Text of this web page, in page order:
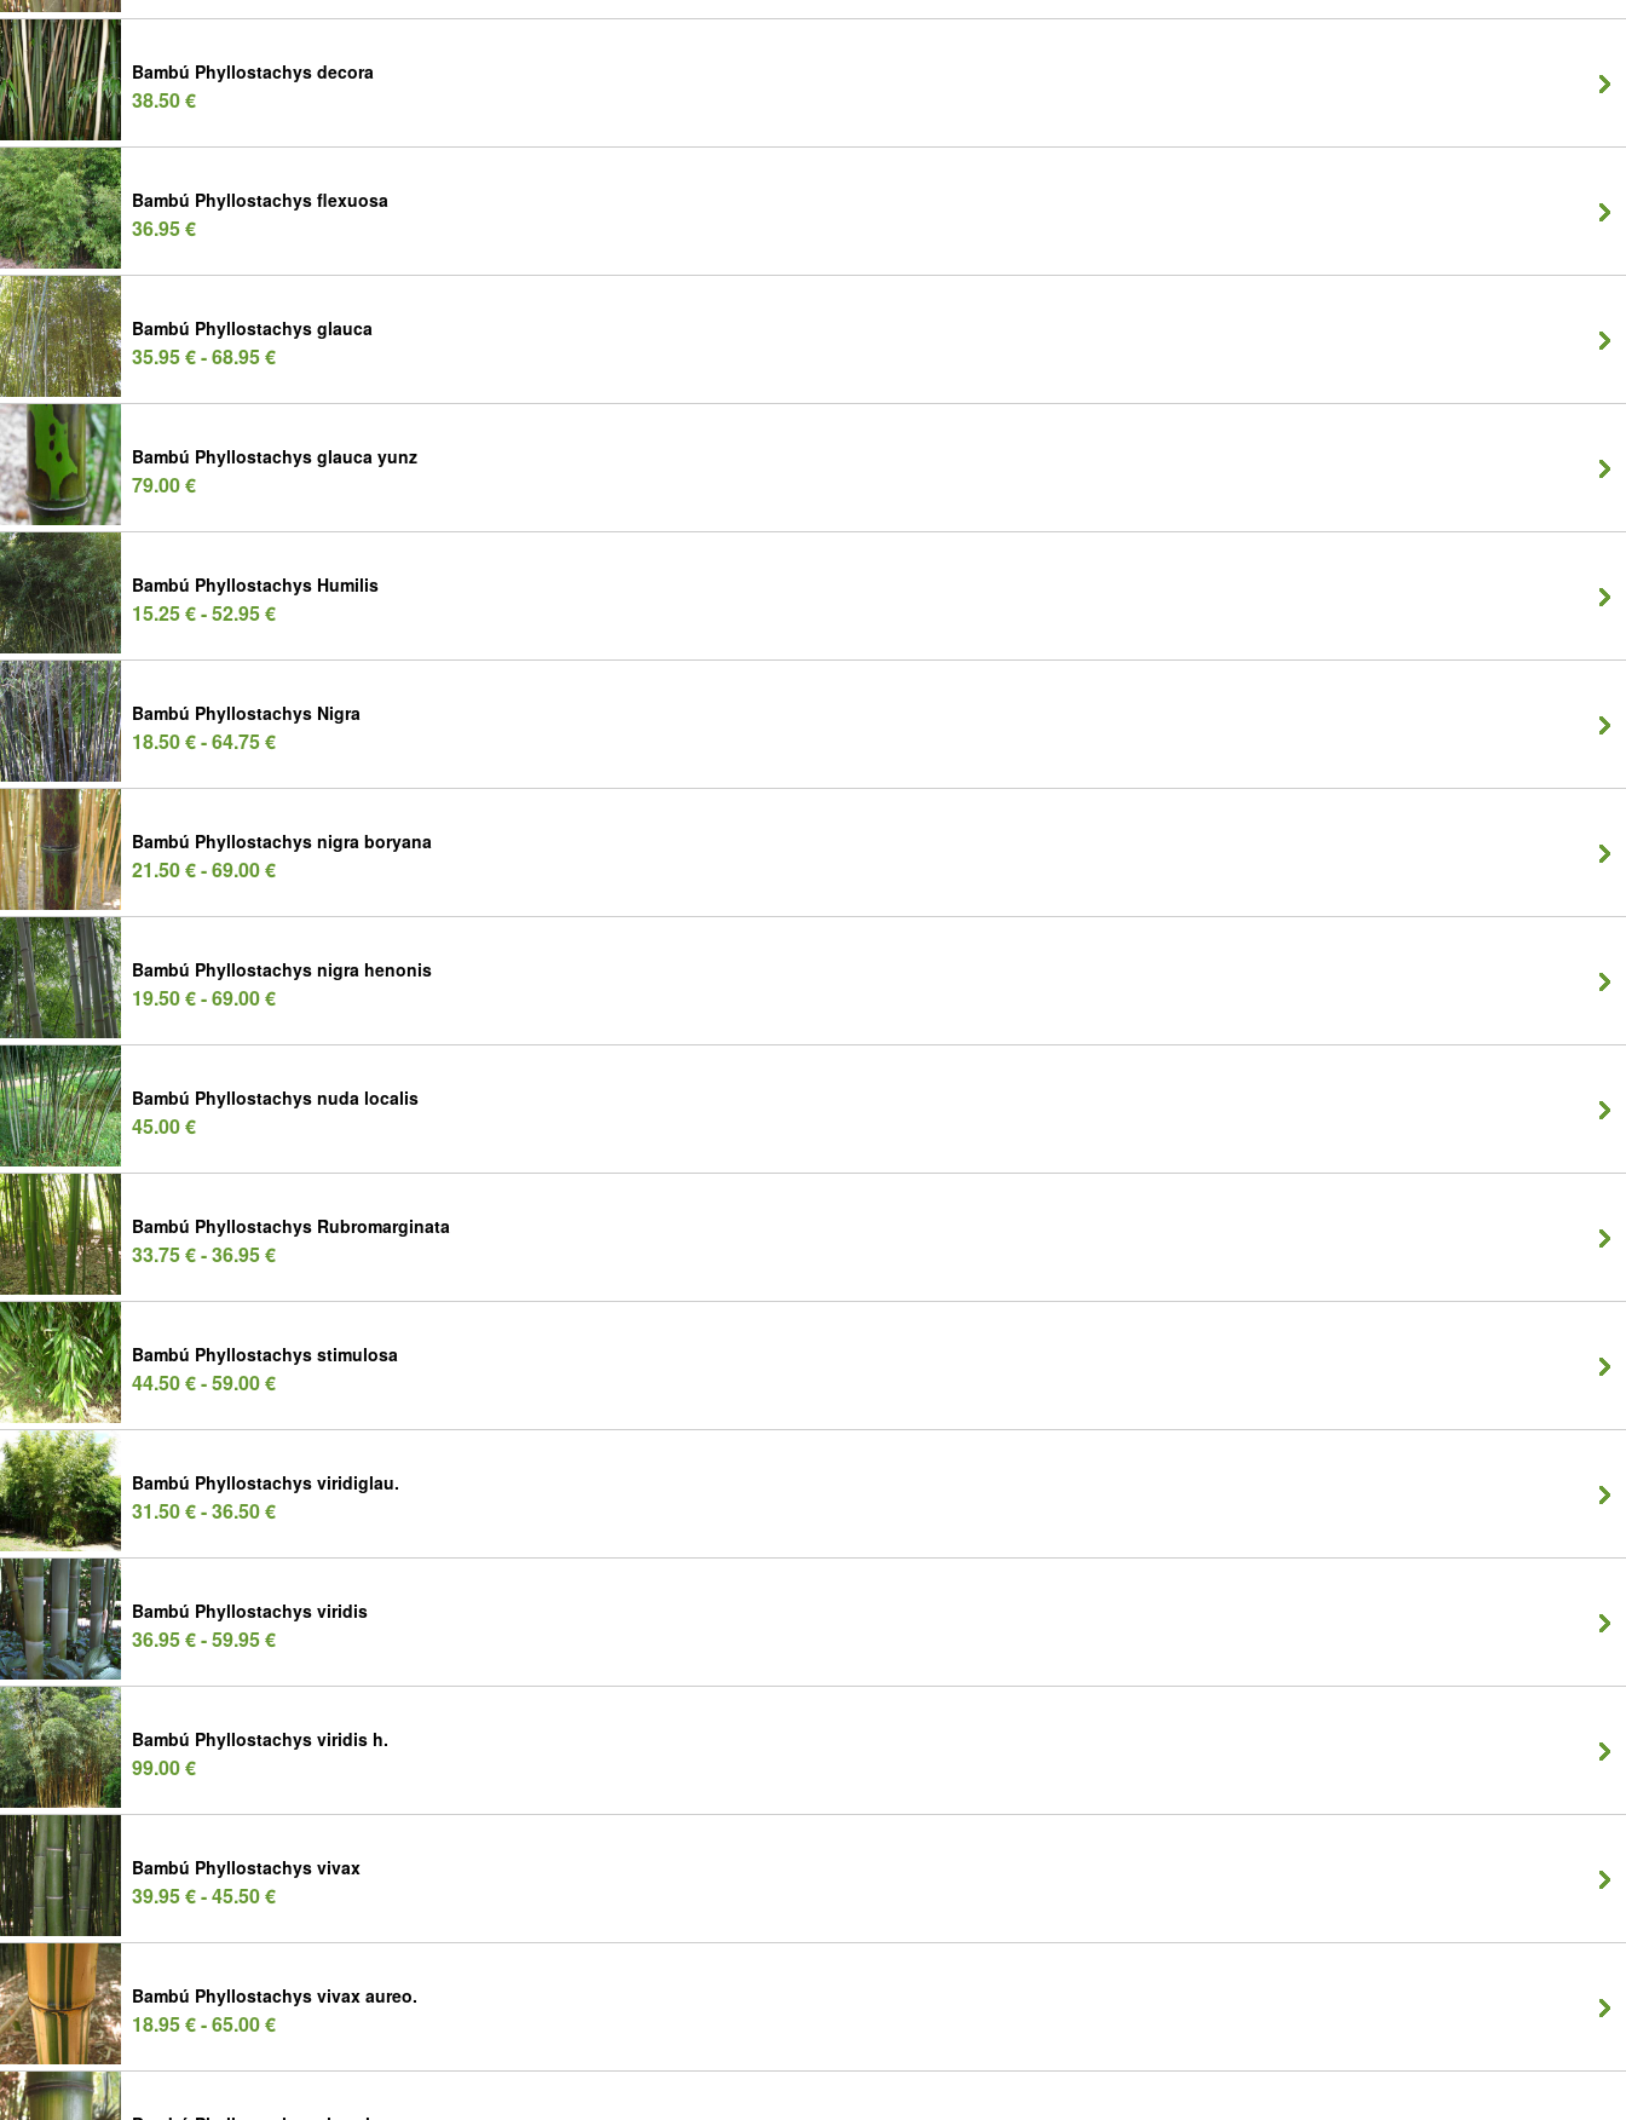
Bambú Phyllostachys decora
38.50 €
Bambú Phyllostachys flexuosa
36.95 €
Bambú Phyllostachys glauca
35.95 € - 68.95 €
Bambú Phyllostachys glauca yunz
79.00 €
Bambú Phyllostachys Humilis
15.25 € - 52.95 €
Bambú Phyllostachys Nigra
18.50 € - 64.75 €
Bambú Phyllostachys nigra boryana
21.50 € - 69.00 €
Bambú Phyllostachys nigra henonis
19.50 € - 69.00 €
Bambú Phyllostachys nuda localis
45.00 €
Bambú Phyllostachys Rubromarginata
33.75 € - 36.95 €
Bambú Phyllostachys stimulosa
44.50 € - 59.00 €
Bambú Phyllostachys viridiglau.
31.50 € - 36.50 €
Bambú Phyllostachys viridis
36.95 € - 59.95 €
Bambú Phyllostachys viridis h.
99.00 €
Bambú Phyllostachys vivax
39.95 € - 45.50 €
Bambú Phyllostachys vivax aureo.
18.95 € - 65.00 €